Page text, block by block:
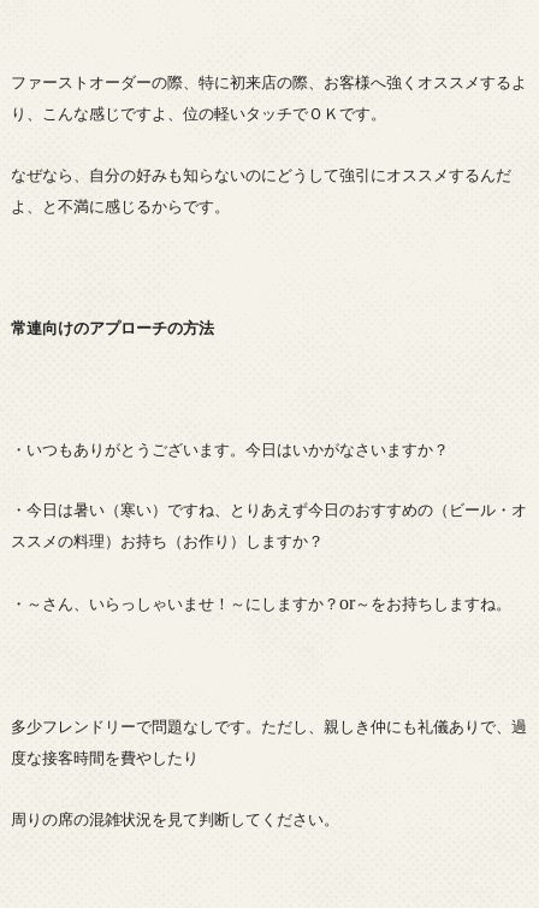
ファーストオーダーの際、特に初来店の際、お客様へ強くオススメするよ
り、こんな感じですよ、位の軽いタッチでＯＫです。
なぜなら、自分の好みも知らないのにどうして強引にオススメするんだ
よ、と不満に感じるからです。
常連向けのアプローチの方法
・いつもありがとうございます。今日はいかがなさいますか？
・今日は暑い（寒い）ですね、とりあえず今日のおすすめの（ビール・オ
ススメの料理）お持ち（お作り）しますか？
・～さん、いらっしゃいませ！～にしますか？ or～をお持ちしますね。
多少フレンドリーで問題なしです。ただし、親しき仲にも礼儀ありで、過
度な接客時間を費やしたり
周りの席の混雑状況を見て判断してください。